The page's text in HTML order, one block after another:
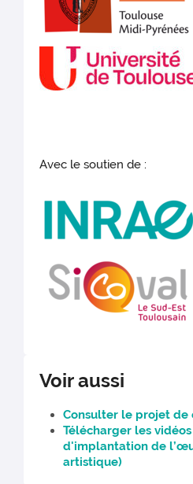
Avec le soutien de :
Voir aussi
Consulter le projet de
Télécharger les
d'implantation de
artistique)